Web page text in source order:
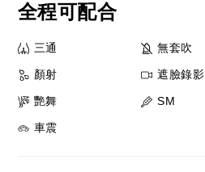
全程可配合
三通 無套吹
顏射 遮臉錄影
艷舞 SM
車震